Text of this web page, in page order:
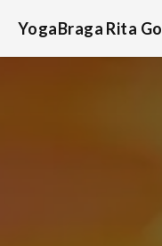
YogaBraga Rita